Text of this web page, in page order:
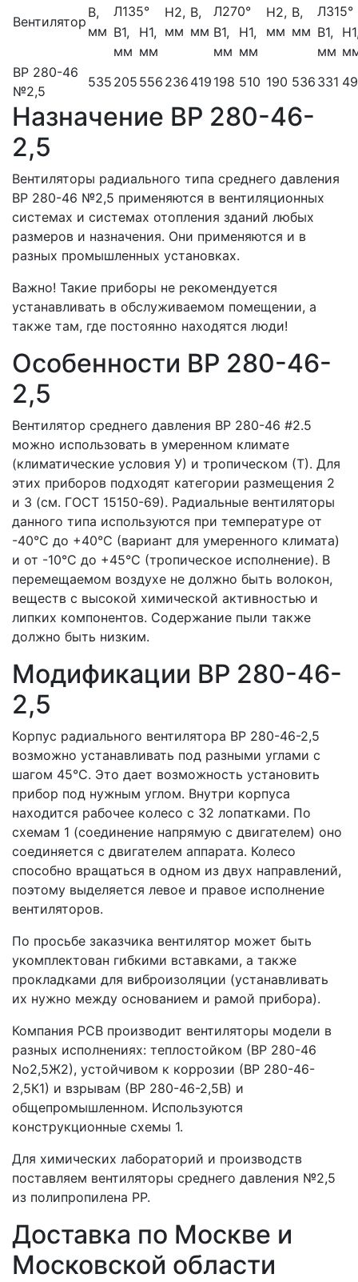
Вентилятор
B,
мм
Л135°
H2,
мм
B,
мм
Л270°
H2,
мм
B,
мм
Л315°
B1,
мм
H1,
мм
B1,
мм
H1,
мм
B1,
мм
ВР 280-46
№2,5
535 205 556 236 419 198 510 190 536 331
Назначение ВР 280-46-
2,5
Вентиляторы радиального типа среднего давления
ВР 280-46 №2,5 применяются в вентиляционных
системах и системах отопления зданий любых
размеров и назначения. Они применяются и в
разных промышленных установках.
Важно! Такие приборы не рекомендуется
устанавливать в обслуживаемом помещении, а
также там, где постоянно находятся люди!
Особенности ВР 280-46-
2,5
Вентилятор среднего давления ВР 280-46 #2.5
можно использовать в умеренном климате
(климатические условия У) и тропическом (Т). Для
этих приборов подходят категории размещения 2
и 3 (см. ГОСТ 15150-69). Радиальные вентиляторы
данного типа используются при температуре от
-40°C до +40°C (вариант для умеренного климата)
и от -10°C до +45°C (тропическое исполнение). В
перемещаемом воздухе не должно быть волокон,
веществ с высокой химической активностью и
липких компонентов. Содержание пыли также
должно быть низким.
Модификации ВР 280-46-
2,5
Корпус радиального вентилятора ВР 280-46-2,5
возможно устанавливать под разными углами с
шагом 45°C. Это дает возможность установить
прибор под нужным углом. Внутри корпуса
находится рабочее колесо с 32 лопатками. По
схемам 1 (соединение напрямую с двигателем) оно
соединяется с двигателем аппарата. Колесо
способно вращаться в одном из двух направлений,
поэтому выделяется левое и правое исполнение
вентиляторов.
По просьбе заказчика вентилятор может быть
укомплектован гибкими вставками, а также
прокладками для виброизоляции (устанавливать
их нужно между основанием и рамой прибора).
Компания РСВ производит вентиляторы модели в
разных исполнениях: теплостойком (ВР 280-46
No2,5Ж2), устойчивом к коррозии (ВР 280-46-
2,5К1) и взрывам (ВР 280-46-2,5В) и
общепромышленном. Используются
конструкционные схемы 1.
Для химических лабораторий и производств
поставляем вентиляторы среднего давления №2,5
из полипропилена PP.
Доставка по Москве и
Московской области